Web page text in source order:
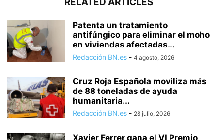
RELATED ARTICLES
Patenta un tratamiento
antifúngico para eliminar el moho
en viviendas afectadas...
Redacción BN.es - 4 agosto, 2026
Cruz Roja Española moviliza más
de 88 toneladas de ayuda
humanitaria...
Redacción BN.es - 28 julio, 2026
Xavier Ferrer gana el VI Premio